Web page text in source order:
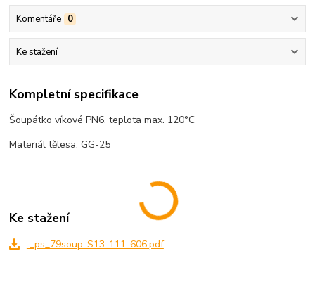
Komentáře 0
Ke stažení
Kompletní specifikace
Šoupátko víkové PN6, teplota max. 120°C
Materiál tělesa: GG-25
Ke stažení
_ps_79soup-S13-111-606.pdf